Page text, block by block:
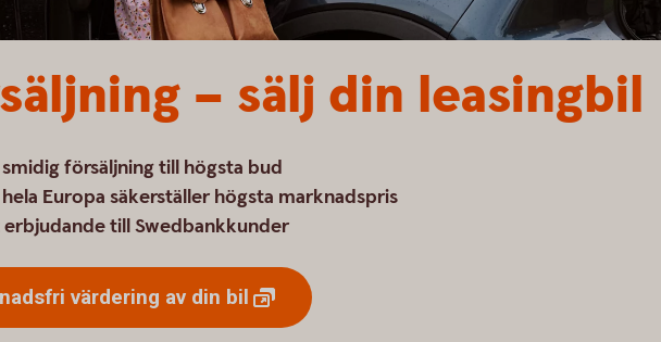
– sälj din leasingbil
försäljning till högsta bud
Europa säkerställer högsta marknadspris
till Swedbankkunder
värdering av din bil